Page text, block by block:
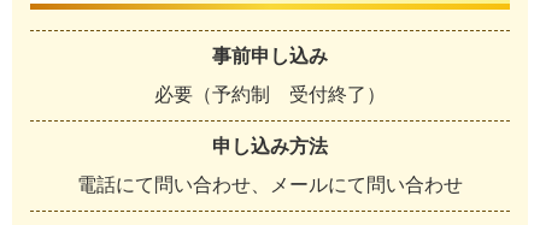
事前申し込み
必要（予約制 受付終了）
申し込み方法
電話にて問い合わせ、メールにて問い合わせ